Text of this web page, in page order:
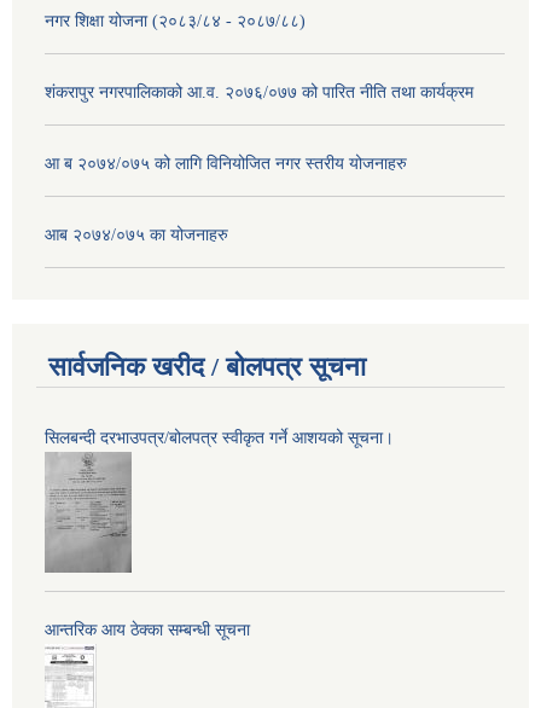
नगर शिक्षा योजना (२०८३/८४ - २०८७/८८)
शंकरापुर नगरपालिकाको आ.व. २०७६/०७७ को पारित नीति तथा कार्यक्रम
आ ब २०७४/०७५ को लागि विनियोजित नगर स्तरीय योजनाहरु
आब २०७४/०७५ का योजनाहरु
सार्वजनिक खरीद / बोलपत्र सूचना
सिलबन्दी दरभाउपत्र/बोलपत्र स्वीकृत गर्ने आशयको सूचना।
आन्तरिक आय ठेक्का सम्बन्धी सूचना